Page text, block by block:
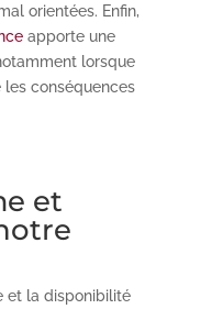
orientées. Enfin,
apporte une
lorsque
les conséquences
et
et la disponibilité